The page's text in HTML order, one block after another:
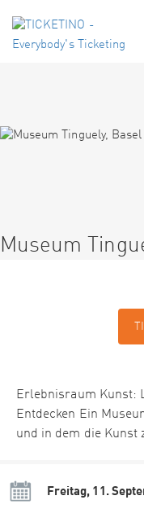
Museum
Erlebnisraum Kunst:
Entdecken Ein
und in dem die Kunst
Freitag, 11.